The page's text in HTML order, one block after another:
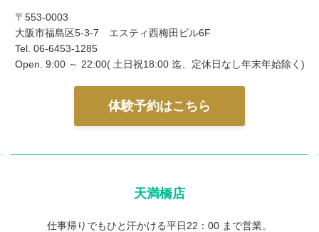
〒553-0003
大阪市福島区5-3-7 エスティ西梅田ビル6F
Tel. 06-6453-1285
Open. 9:00 ～ 22:00( 土日祝18:00 迄、定休日なし年末年始除く)
体験予約はこちら
天満橋店
仕事帰りでもひと汗かける平日22：00 まで営業。